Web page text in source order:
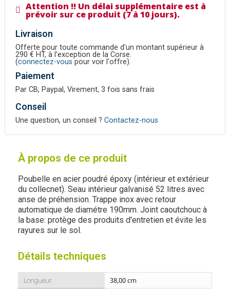
Attention !! Un délai supplémentaire est à
prévoir sur ce produit (7 à 10 jours).
Livraison
Offerte pour toute commande d'un montant supérieur à
290 € HT, à l'exception de la Corse.
(connectez-vous pour voir l'offre).
Paiement
Par CB, Paypal, Virement, 3 fois sans frais
Conseil
Une question, un conseil ? Contactez-nous
À propos de ce produit
Poubelle en acier poudré époxy (intérieur et extérieur
du collecnet). Seau intérieur galvanisé 52 litres avec
anse de préhension. Trappe inox avec retour
automatique de diamétre 190mm. Joint caoutchouc à
la base: protège des produits d'entretien et évite les
rayures sur le sol.
Détails techniques
Longueur 38,00 cm